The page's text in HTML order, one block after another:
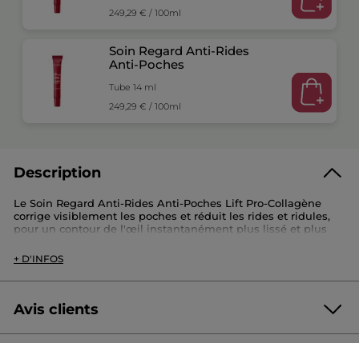
249,29 € / 100ml
Soin Regard Anti-Rides
Anti-Poches
Tube 14 ml
249,29 € / 100ml
Description
Le Soin Regard Anti-Rides Anti-Poches Lift Pro-Collagène
corrige visiblement les poches et réduit les rides et ridules,
pour un contour de l'œil instantanément plus lissé et plus
associée à du Collagène Végétal et de l’Acide Hyaluronique
d’origine naturelle pour une efficacité anti-rides ciblée.
+ D'INFOS
Avis clients